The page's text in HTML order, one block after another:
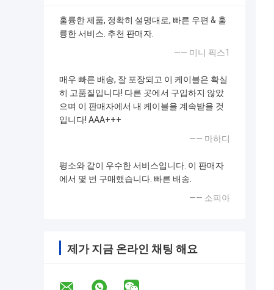
훌륭한 제품, 정확히 설명대로, 빠른 우편 & 훌
륭한 서비스. 추천 판매자.
—— 미니 픽스1
매우 빠른 배송, 잘 포장되고 이 케이블은 확실
히 고품질입니다! 다른 곳에서 구입하지 않았
으며 이 판매자에서 내 케이블을 계속받을 것
입니다! AAA+++
—— 마하디
평소와 같이 우수한 서비스입니다. 이 판매자
에서 몇 번 구매했습니다. 빠른 배송.
—— 소피아
제가 지금 온라인 채팅 해요